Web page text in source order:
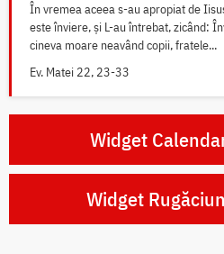
În vremea aceea s-au apropiat de
este înviere, și L-au întrebat, zicând:
cineva moare neavând copii, fratele...
Ev. Matei 22, 23-33
Widget
Widget